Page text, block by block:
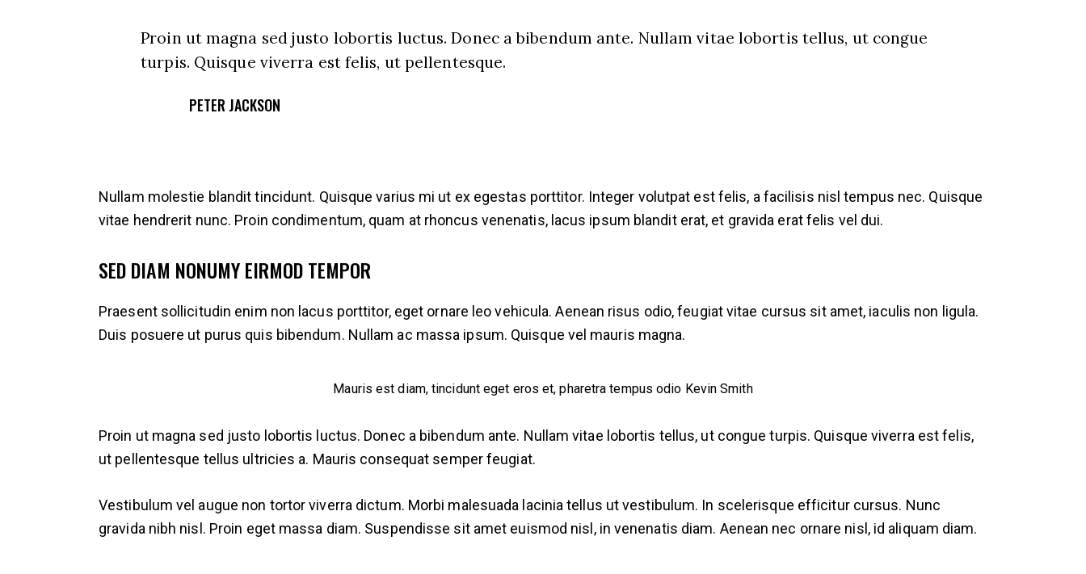
Proin ut magna sed justo lobortis luctus. Donec a bibendum ante. Nullam vitae lobortis tellus, ut congue
turpis. Quisque viverra est felis, ut pellentesque.
PETER JACKSON
Nullam molestie blandit tincidunt. Quisque varius mi ut ex egestas porttitor. Integer volutpat est felis, a facilisis nisl tempus nec. Quisque
vitae hendrerit nunc. Proin condimentum, quam at rhoncus venenatis, lacus ipsum blandit erat, et gravida erat felis vel dui.
SED DIAM NONUMY EIRMOD TEMPOR
Praesent sollicitudin enim non lacus porttitor, eget ornare leo vehicula. Aenean risus odio, feugiat vitae cursus sit amet, iaculis non ligula.
Duis posuere ut purus quis bibendum. Nullam ac massa ipsum. Quisque vel mauris magna.
Mauris est diam, tincidunt eget eros et, pharetra tempus odio Kevin Smith
Proin ut magna sed justo lobortis luctus. Donec a bibendum ante. Nullam vitae lobortis tellus, ut congue turpis. Quisque viverra est felis,
ut pellentesque tellus ultricies a. Mauris consequat semper feugiat.
Vestibulum vel augue non tortor viverra dictum. Morbi malesuada lacinia tellus ut vestibulum. In scelerisque efficitur cursus. Nunc
gravida nibh nisl. Proin eget massa diam. Suspendisse sit amet euismod nisl, in venenatis diam. Aenean nec ornare nisl, id aliquam diam.